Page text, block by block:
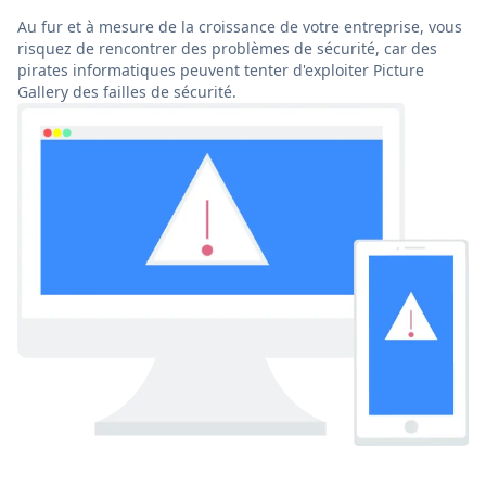
Au fur et à mesure de la croissance de votre entreprise, vous
risquez de rencontrer des problèmes de sécurité, car des
pirates informatiques peuvent tenter d'exploiter Picture
Gallery des failles de sécurité.